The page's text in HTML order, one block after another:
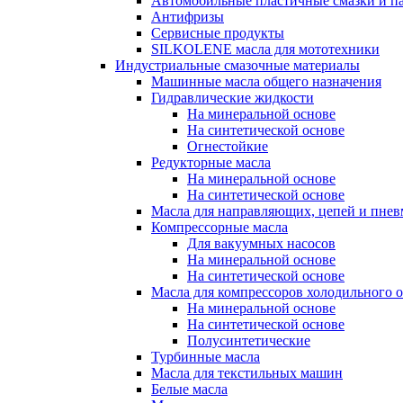
Антифризы
Сервисные продукты
SILKOLENE масла для мототехники
Индустриальные смазочные материалы
Машинные масла общего назначения
Гидравлические жидкости
На минеральной основе
На синтетической основе
Огнестойкие
Редукторные масла
На минеральной основе
На синтетической основе
Масла для направляющих, цепей и
Компрессорные масла
Для вакуумных насосов
На минеральной основе
На синтетической основе
Масла для компрессоров холодильного
На минеральной основе
На синтетической основе
Полусинтетические
Турбинные масла
Масла для текстильных машин
Белые масла